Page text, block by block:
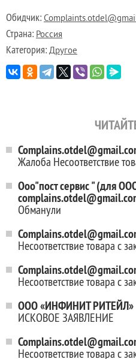
Обидчик:
Страна: Россия
Категория: Другое
Жалоба Несоответствие
Ooo"пост сервис " (для
Обманули
Несоответствие товара с
Несоответствие товара с
ООО «ИНФИНИТ РИТЕЙЛ»
ИСКОВОЕ ЗАЯВЛЕНИЕ
Несоответствие товара с